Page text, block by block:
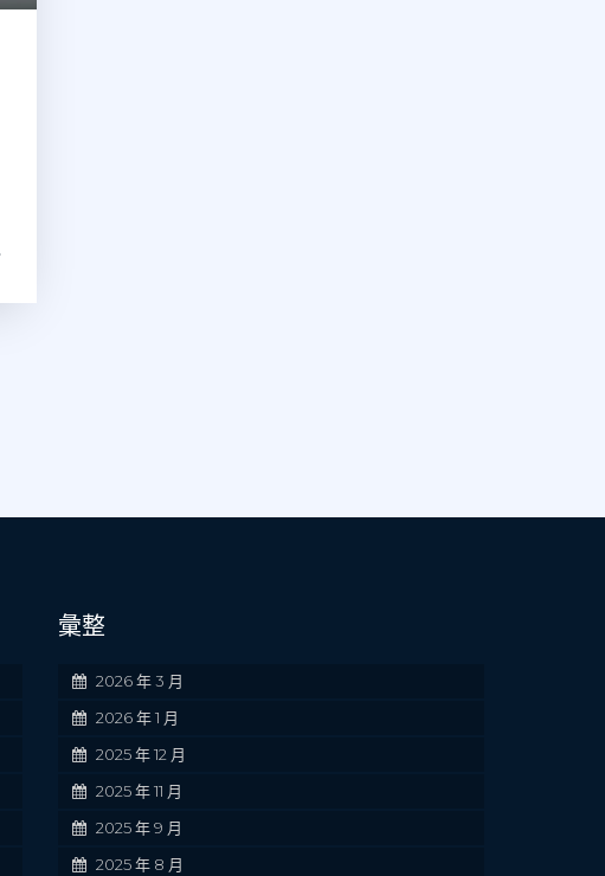
彙整
2026 年 3 月
2026 年 1 月
2025 年 12 月
2025 年 11 月
2025 年 9 月
2025 年 8 月